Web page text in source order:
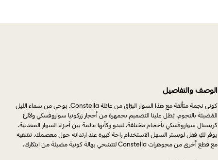
الوصف والتفاصيل
كوني نجمة متألقة مع هذا السوار البرَّاق من عائلة Constella. بوحي من سماء الليل
المُضيئة بالنجوم، يُطل علينا التصميم بجمهرة من أحجار زركونيا سواروفسكي ولآلئ
كريستال سواروفسكي بأحجام مختلفة، لتبدو وكأنها عائمة بين أجزاء السوار المعدنية.
يوفر لكِ قفل لوبستر السهل الاستخدام راحة كبيرة عند ارتدائه حول معصمك. نسِّقيه
مع قطع أخرى من مجوهرات Constella لتتشحي بهالة كونية مضيئة من ابتكارك.